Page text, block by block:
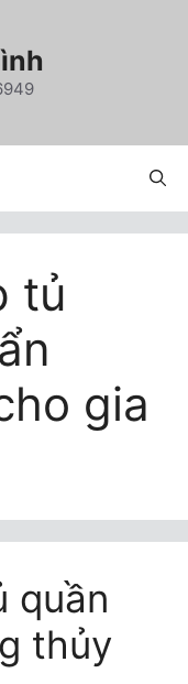
tủ
gia
quần
thủy